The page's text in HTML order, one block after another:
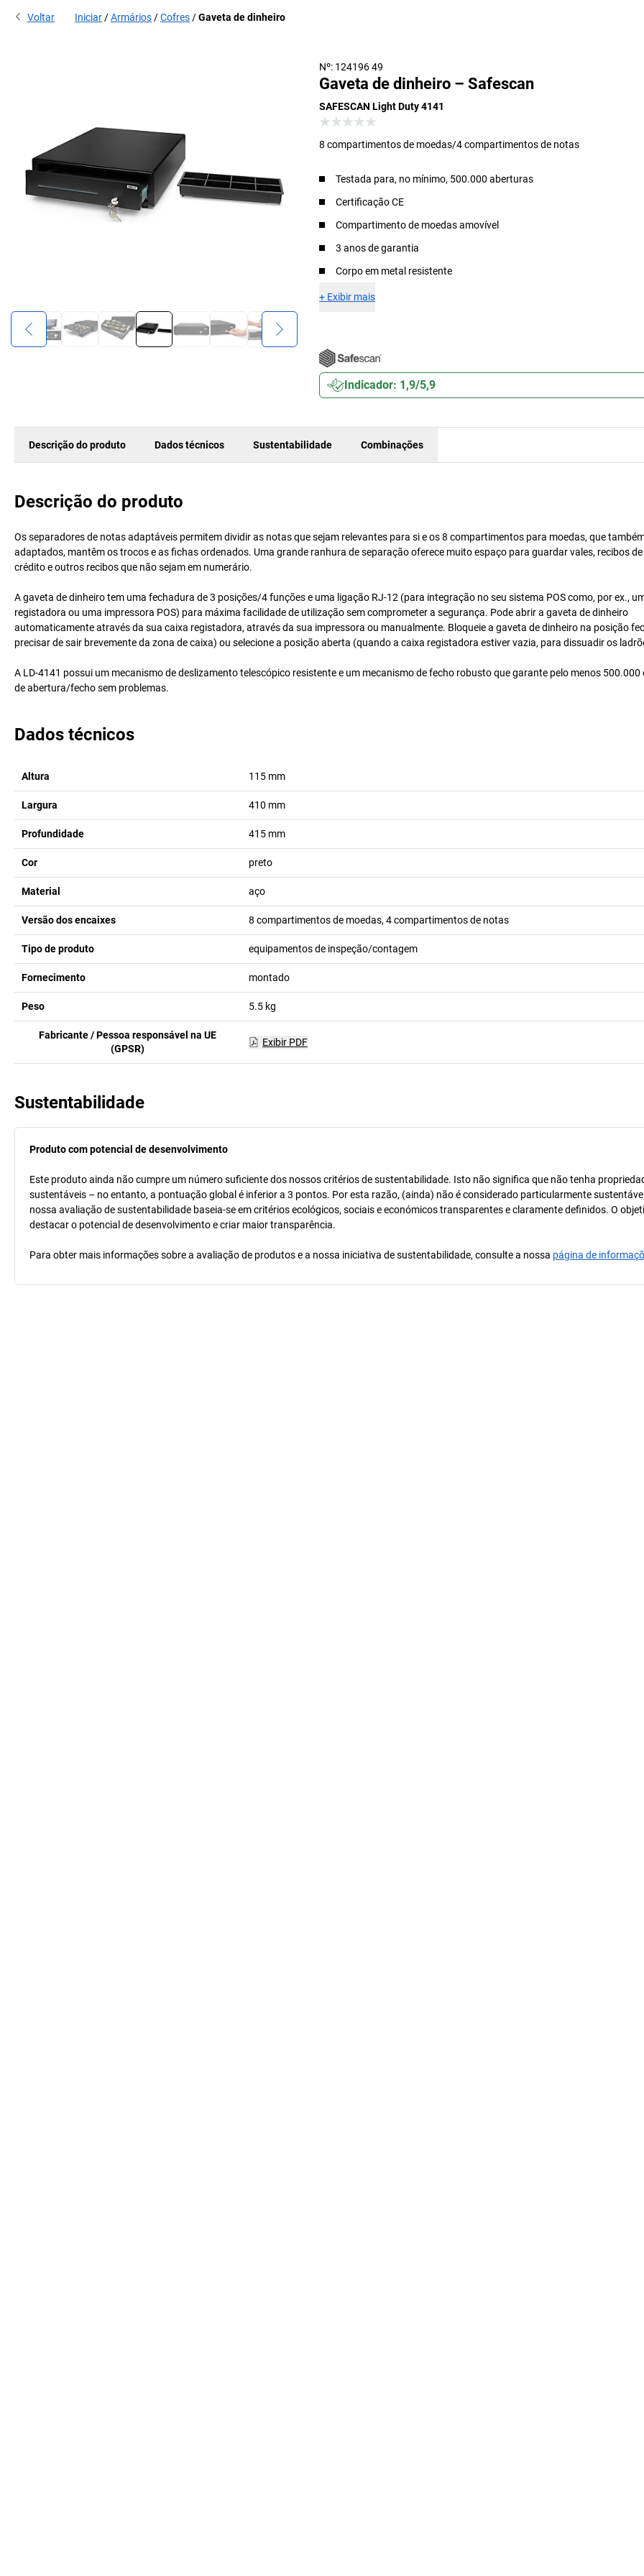
Voltar Iniciar Armários Cofres Gaveta de dinheiro
Nº: 124196 49
Gaveta de dinheiro – Safescan
SAFESCAN Light Duty 4141
8 compartimentos de moedas/4 compartimentos de notas
Testada para, no mínimo, 500.000 aberturas
Certificação CE
Compartimento de moedas amovível
3 anos de garantia
Corpo em metal resistente
+ Exibir mais
Indicador: 1,9/5,9
Descrição do produto Dados técnicos Sustentabilidade Combinações
Descrição do produto
Os separadores de notas adaptáveis permitem dividir as notas que sejam relevantes para si e os 8 compartimentos para moedas, que
adaptados, mantêm os trocos e as fichas ordenados. Uma grande ranhura de separação oferece muito espaço para guardar vales, recibos
crédito e outros recibos que não sejam em numerário.
A gaveta de dinheiro tem uma fechadura de 3 posições/4 funções e uma ligação RJ-12 (para integração no seu sistema POS como, por ex.,
registadora ou uma impressora POS) para máxima facilidade de utilização sem comprometer a segurança. Pode abrir a gaveta de dinheiro
automaticamente através da sua caixa registadora, através da sua impressora ou manualmente. Bloqueie a gaveta de dinheiro na posição
precisar de sair brevemente da zona de caixa) ou selecione a posição aberta (quando a caixa registadora estiver vazia, para dissuadir os
A LD-4141 possui um mecanismo de deslizamento telescópico resistente e um mecanismo de fecho robusto que garante pelo menos 500.000
de abertura/fecho sem problemas.
Dados técnicos
Altura 115 mm
Largura 410 mm
Profundidade 415 mm
Cor preto
Material aço
Versão dos encaixes 8 compartimentos de moedas, 4 compartimentos de notas
Tipo de produto equipamentos de inspeção/contagem
Fornecimento montado
Peso 5.5 kg
Fabricante / Pessoa responsável na UE
(GPSR)
Exibir PDF
Sustentabilidade
Produto com potencial de desenvolvimento
Este produto ainda não cumpre um número suficiente dos nossos critérios de sustentabilidade. Isto não significa que não tenha
sustentáveis – no entanto, a pontuação global é inferior a 3 pontos. Por esta razão, (ainda) não é considerado particularmente
nossa avaliação de sustentabilidade baseia-se em critérios ecológicos, sociais e económicos transparentes e claramente definidos. O
destacar o potencial de desenvolvimento e criar maior transparência.
Para obter mais informações sobre a avaliação de produtos e a nossa iniciativa de sustentabilidade, consulte a nossa página de